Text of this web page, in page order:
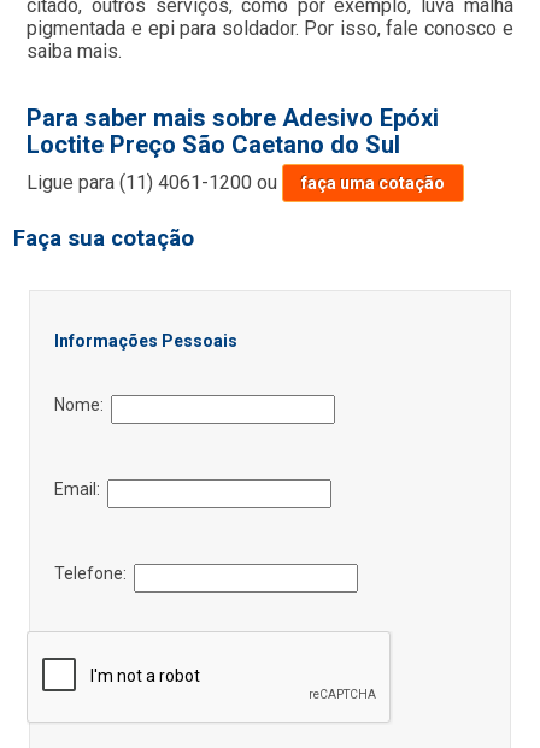
citado, outros serviços, como por exemplo, luva malha
pigmentada e epi para soldador. Por isso, fale conosco e
saiba mais.
Para saber mais sobre Adesivo Epóxi
Loctite Preço São Caetano do Sul
Ligue para(11) 4061-1200 ou faça uma cotação
Faça sua cotação
Informações Pessoais
Nome:
Email:
Telefone: